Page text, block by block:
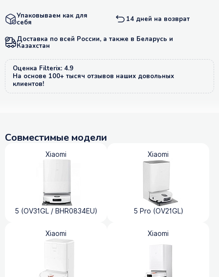
Упаковываем как для
себя 14 дней на возврат
Доставка по всей России, а также в Беларусь и
Казахстан
Оценка Filterix: 4.9
На основе 100+ тысяч отзывов наших довольных
клиентов!
Совместимые модели
Xiaomi
5 (OV31GL / BHR0834EU)
Xiaomi
5 Pro (OV21GL)
Xiaomi Xiaomi